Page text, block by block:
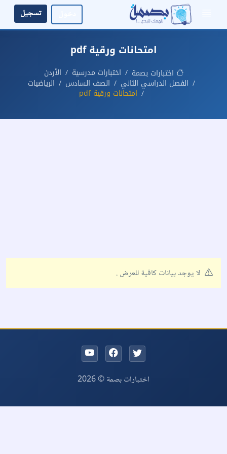
تسجيل
امتحانات ورقية pdf
اختبارات بصمة اختبارات مدرسية
الأردن
الفصل الدراسي الثاني
الصف السادس
الرياضيات
امتحانات ورقية pdf
لا يوجد بيانات كافية للعرض .
اختبارات بصمة © 2026